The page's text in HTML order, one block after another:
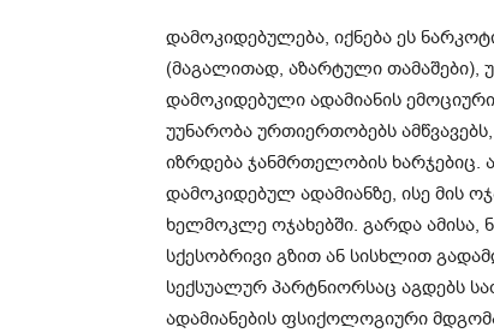
დამოკიდებულება, იქნება ეს
(მაგალითად, აზარტული თამაშები),
დამოკიდებული ადამიანის
უუნარობა ურთიერთობებს
იზრდება ჯანმრთელობის
დამოკიდებულ ადამიანზე, ისე მის
ხელმოკლე ოჯახებში. გარდა ამისა,
სქესობრივი გზით ან სისხლით
სექსუალურ პარტნიორსაც აგდებს
ადამიანების ფსიქოლოგიური